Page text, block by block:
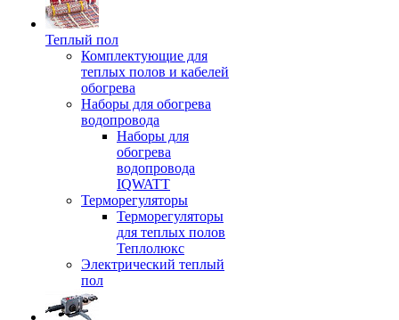
Теплый пол
Комплектующие для
теплых полов и кабелей
обогрева
Наборы для обогрева
водопровода
Наборы для
обогрева
водопровода
IQWATT
Терморегуляторы
Терморегуляторы
для теплых полов
Теплолюкс
Электрический теплый
пол